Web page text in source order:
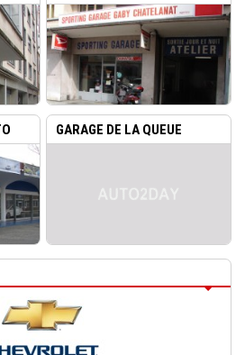
SPOR...
GARAGE DE LA QUEUE